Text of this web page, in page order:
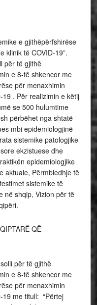
e gjithëpërfshirëse
klinik të COVID-19”.
për të gjithë
e 8-të shkencor me
për menaxhimin
. Për realizimin e këtij
se 500 hulumtime
përbëhet nga shtatë
mbi epidemiologjinë
sistemike patologjike
ekzistuese dhe
epidemiologjike
aktuale, Përmbledhje të
sistemike të
në shqip, Vizion për të
QË
për të gjithë
e 8-të shkencor me
për menaxhimin
19 me titull: “Përtej